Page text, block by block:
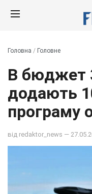
Головна / Головне
В бюджет
додають
програму
від redaktor_news —